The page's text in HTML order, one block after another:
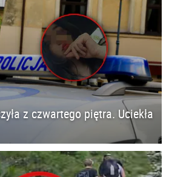
z czwartego piętra. Uciekła